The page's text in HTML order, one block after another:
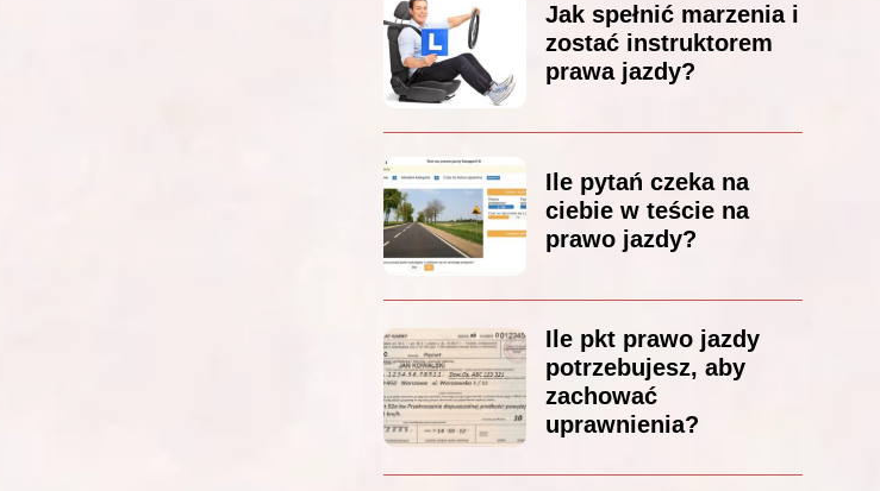
Jak spełnić marzenia i
zostać instruktorem
prawa jazdy?
Ile pytań czeka na
ciebie w teście na
prawo jazdy?
Ile pkt prawo jazdy
potrzebujesz, aby
zachować
uprawnienia?